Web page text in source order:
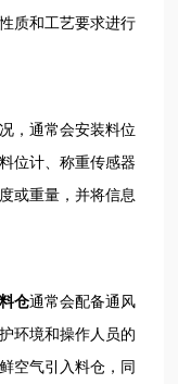
质和工艺要求进行
，通常会安装料位
位计、称重传感器
或重量，并将信息
仓通常会配备通风
环境和操作人员的
空气引入料仓，同